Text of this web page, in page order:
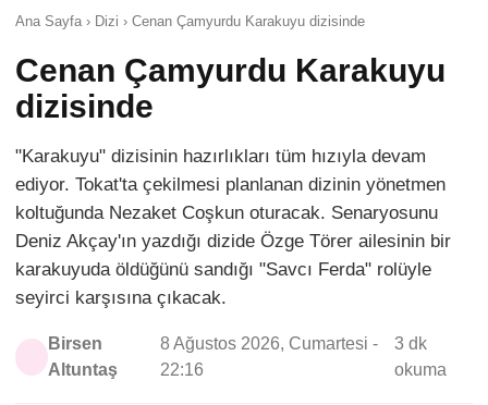
Ana Sayfa › Dizi › Cenan Çamyurdu Karakuyu dizisinde
Cenan Çamyurdu Karakuyu
dizisinde
"Karakuyu" dizisinin hazırlıkları tüm hızıyla devam
ediyor. Tokat'ta çekilmesi planlanan dizinin yönetmen
koltuğunda Nezaket Coşkun oturacak. Senaryosunu
Deniz Akçay'ın yazdığı dizide Özge Törer ailesinin bir
karakuyuda öldüğünü sandığı "Savcı Ferda" rolüyle
seyirci karşısına çıkacak.
Birsen
Altuntaş
8 Ağustos 2026, Cumartesi -
22:16
3 dk
okuma